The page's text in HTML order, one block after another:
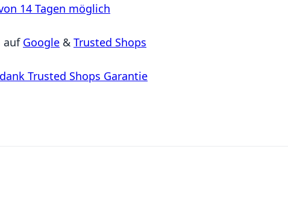
14 Tagen möglich
auf Google & Trusted Shops
dank Trusted Shops Garantie